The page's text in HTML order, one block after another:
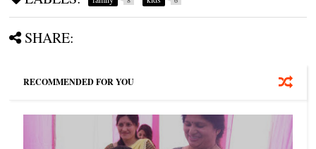
SHARE:
RECOMMENDED FOR YOU